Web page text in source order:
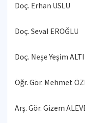
Doç. Erhan USLU
Doç. Seval EROĞLU
Doç. Neşe Yeşim
Öğr. Gör. Mehmet
Arş. Gör. Gizem